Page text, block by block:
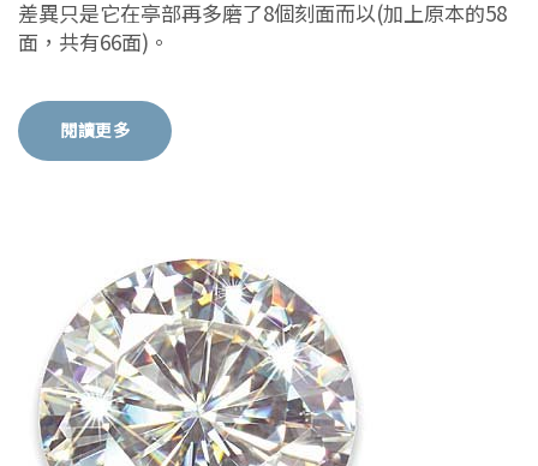
差異只是它在亭部再多磨了8個刻面而以(加上原本的58
面，共有66面)。
閱讀更多